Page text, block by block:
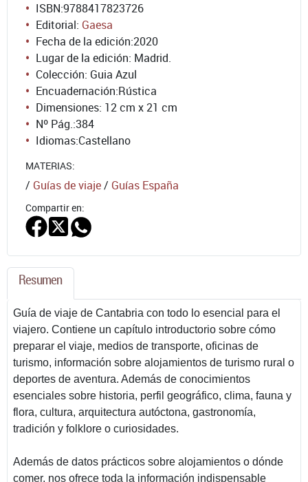
ISBN:9788417823726
Editorial: Gaesa
Fecha de la edición:2020
Lugar de la edición: Madrid.
Colección: Guia Azul
Encuadernación:Rústica
Dimensiones: 12 cm x 21 cm
Nº Pág.:384
Idiomas:Castellano
MATERIAS:
/ Guías de viaje/ Guías España
Compartir en:
Resumen
Guía de viaje de Cantabria con todo lo esencial para el
viajero. Contiene un capítulo introductorio sobre cómo
preparar el viaje, medios de transporte, oficinas de
turismo, información sobre alojamientos de turismo rural o
deportes de aventura. Además de conocimientos
esenciales sobre historia, perfil geográfico, clima, fauna y
flora, cultura, arquitectura autóctona, gastronomía,
tradición y folklore o curiosidades.
Además de datos prácticos sobre alojamientos o dónde
comer, nos ofrece toda la información indispensable